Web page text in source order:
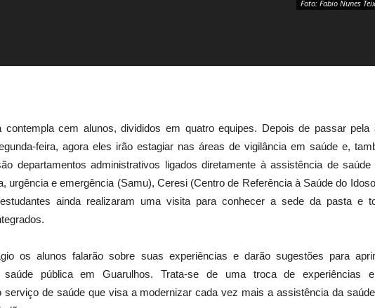
Foto: Fabio Nunes
Foto: Fabio Nunes
contempla cem alunos, divididos em quatro equipes. Depois de passar pela
feira, agora eles irão estagiar nas áreas de vigilância em saúde e,
departamentos administrativos ligados diretamente à assistência de saúde
urgência e emergência (Samu), Ceresi (Centro de Referência à Saúde do
ainda realizaram uma visita para conhecer a sede da pasta e
os alunos falarão sobre suas experiências e darão sugestões para
saúde pública em Guarulhos. Trata-se de uma troca de experiências
serviço de saúde que visa a modernizar cada vez mais a assistência da